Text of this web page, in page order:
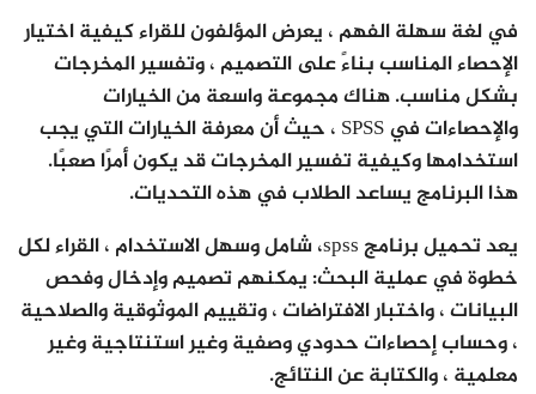
في لغة سهلة الفهم ، يعرض المؤلفون للقراء كيفية اختيار
الإحصاء المناسب بناءً على التصميم ، وتفسير المخرجات
بشكل مناسب. هناك مجموعة واسعة من الخيارات
والإحصاءات في SPSS ، حيث أن معرفة الخيارات التي يجب
استخدامها وكيفية تفسير المخرجات قد يكون أمرًا صعبًا.
هذا البرنامج يساعد الطلاب في هذه التحديات.
يعد تحميل برنامج spss، شامل وسهل الاستخدام ، القراء لكل
خطوة في عملية البحث: يمكنهم تصميم وإدخال وفحص
البيانات ، واختبار الافتراضات ، وتقييم الموثوقية والصلاحية
، وحساب إحصاءات حدودي وصفية وغير استنتاجية وغير
معلمية ، والكتابة عن النتائج.